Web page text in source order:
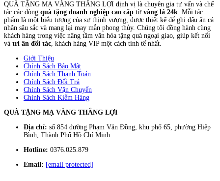
QUÀ TẶNG MẠ VÀNG THẮNG LỢI định vị là chuyên gia tư vấn và chế
tác các dòng quà tặng doanh nghiệp cao cấp từ vàng lá 24k. Mỗi tác
phẩm là một biểu tượng của sự thịnh vượng, được thiết kế để ghi dấu ấn cá
nhân sâu sắc và mang lại may mắn phong thủy. Chúng tôi đồng hành cùng
khách hàng trong việc nâng tầm văn hóa tặng quà ngoại giao, giúp kết nối
và tri ân đối tác, khách hàng VIP một cách tinh tế nhất.
Giới Thiệu
Chính Sách Bảo Mật
Chính Sách Thanh Toán
Chính Sách Đổi Trả
Chính Sách Vận Chuyển
Chính Sách Kiểm Hàng
QUÀ TẶNG MẠ VÀNG THẮNG LỢI
Địa chỉ: số 854 đường Phạm Văn Đồng, khu phố 65, phường Hiệp
Bình, Thành Phố Hồ Chí Minh
Hotline: 0376.025.879
Email: [email protected]